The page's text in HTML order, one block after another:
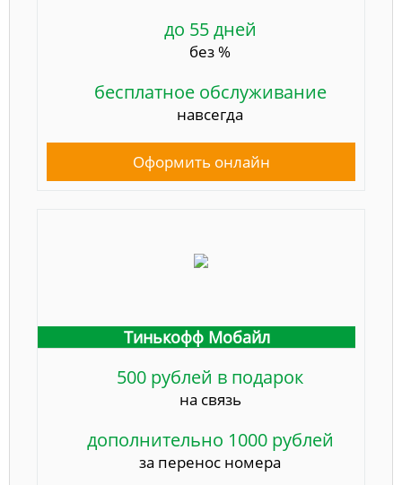
до 55 дней
без %
бесплатное обслуживание
навсегда
Оформить онлайн
Тинькофф Мобайл
500 рублей в подарок
на связь
дополнительно 1000 рублей
за перенос номера